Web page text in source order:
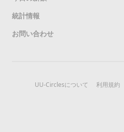
統計情報
お問い合わせ
UU-Circlesについて 利用規約